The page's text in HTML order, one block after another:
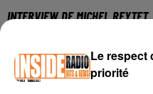
INTERVIEW DE MICHEL
PAU, DANS LES STUDIOS DE
INTERVIEW de Michel
Le respect
priorité